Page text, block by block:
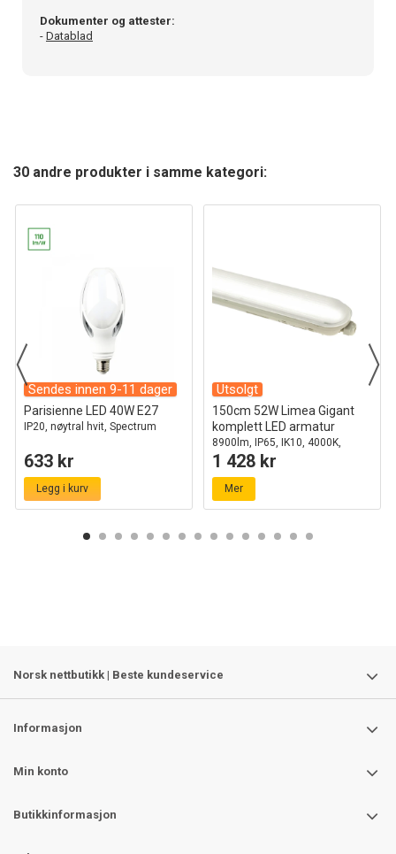
Dokumenter og attester:
- Datablad
30 andre produkter i samme kategori:
Sendes innen 9-11 dager
Parisienne LED 40W E27
IP20, nøytral hvit, Spectrum
633 kr
Legg i kurv
Utsolgt
150cm 52W Limea Gigant
komplett LED armatur
8900lm, IP65, IK10, 4000K,
gjennomkoblet
1 428 kr
Mer
Norsk nettbutikk | Beste kundeservice
Informasjon
Min konto
Butikkinformasjon